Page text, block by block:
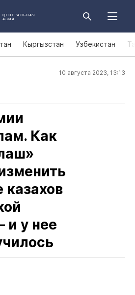
Кыргызстан Узбекистан
10 августа 2023, 13:13
Как
казахов
и у нее